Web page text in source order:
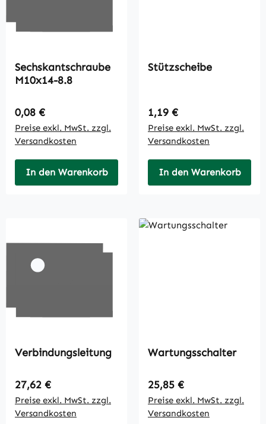
Sechskantschraube
M10x14-8.8
Regulärer Preis:
0,08 €
Preise exkl. MwSt. zzgl.
Versandkosten
In den Warenkorb
Stützscheibe
Regulärer Preis:
1,19 €
Preise exkl. MwSt. zzgl.
Versandkosten
In den Warenkorb
Verbindungsleitung
Regulärer Preis:
27,62 €
Preise exkl. MwSt. zzgl.
Versandkosten
Wartungsschalter
Regulärer Preis:
25,85 €
Preise exkl. MwSt. zzgl.
Versandkosten